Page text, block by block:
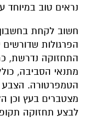
נראים טוב במיוחד
חשוב לקחת
הפרגולות
התחזוקה נדרשת,
מתנאי הסביבה,
הטמפרטורה. הצבע
מצטברים בעץ וכן
לבצע תחזוקה